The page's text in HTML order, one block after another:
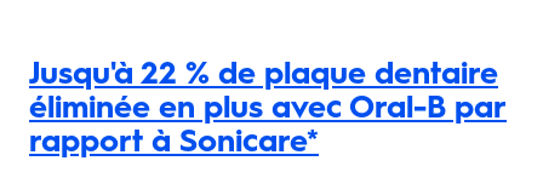
Jusqu'à 22 % de plaque dentaire
éliminée en plus avec Oral-B par
rapport à Sonicare*